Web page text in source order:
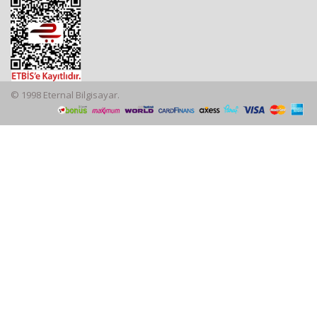
© 1998 Eternal Bilgisayar.